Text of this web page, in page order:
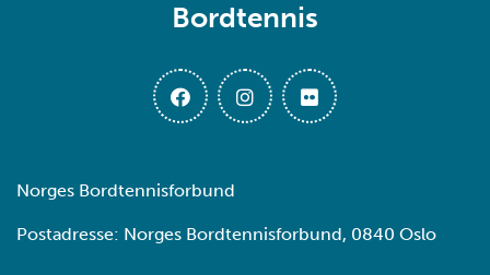
Bordtennis
Norges Bordtennisforbund
Postadresse: Norges Bordtennisforbund, 0840 Oslo